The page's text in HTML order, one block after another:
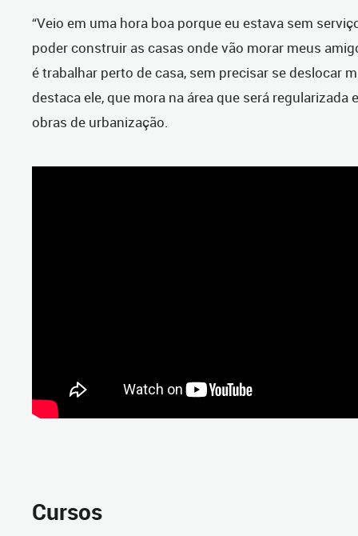
“Veio em uma hora boa porque eu estava sem
poder construir as casas onde vão morar meus
é trabalhar perto de casa, sem precisar se deslocar
destaca ele, que mora na área que será regularizada
obras de urbanização.
Cursos